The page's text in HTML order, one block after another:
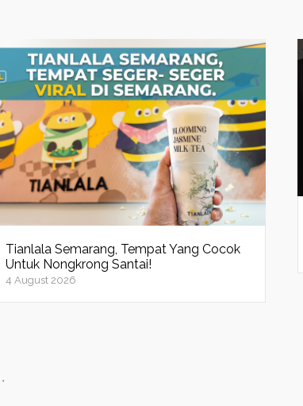
Tianlala Semarang, Tempat Yang Cocok
Untuk Nongkrong Santai!
4 August 2026
*